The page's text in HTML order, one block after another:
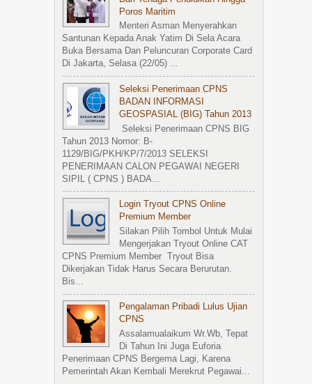
Poros Maritim
Menteri Asman Menyerahkan
Santunan Kepada Anak Yatim Di Sela Acara
Buka Bersama Dan Peluncuran Corporate Card
Di Jakarta, Selasa (22/05) ...
Seleksi Penerimaan CPNS
BADAN INFORMASI
GEOSPASIAL (BIG) Tahun 2013
Seleksi Penerimaan CPNS BIG
Tahun 2013 Nomor: B-
1129/BIG/PKH/KP/7/2013 SELEKSI
PENERIMAAN CALON PEGAWAI NEGERI
SIPIL ( CPNS ) BADA...
Login Tryout CPNS Online
Premium Member
Silakan Pilih Tombol Untuk Mulai
Mengerjakan Tryout Online CAT
CPNS Premium Member Tryout Bisa
Dikerjakan Tidak Harus Secara Berurutan.
Bis...
Pengalaman Pribadi Lulus Ujian
CPNS
Assalamualaikum Wr.wb, Tepat
Di Tahun Ini Juga Euforia
Penerimaan CPNS Bergema Lagi, Karena
Pemerintah Akan Kembali Merekrut Pegawai...